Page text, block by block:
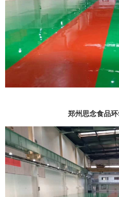
郑州思念食品